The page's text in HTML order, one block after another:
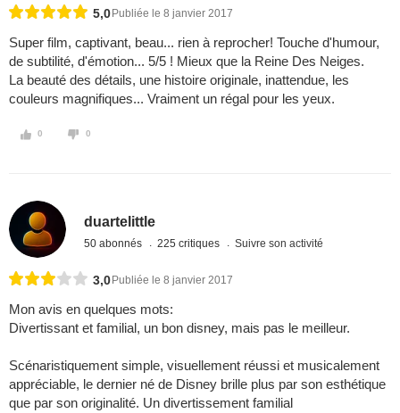
5,0 Publiée le 8 janvier 2017
Super film, captivant, beau... rien à reprocher! Touche d'humour,
de subtilité, d'émotion... 5/5 ! Mieux que la Reine Des Neiges.
La beauté des détails, une histoire originale, inattendue, les
couleurs magnifiques... Vraiment un régal pour les yeux.
0 0
duartelittle
50 abonnés 225 critiques Suivre son activité
3,0 Publiée le 8 janvier 2017
Mon avis en quelques mots:
Divertissant et familial, un bon disney, mais pas le meilleur.
Scénaristiquement simple, visuellement réussi et musicalement
appréciable, le dernier né de Disney brille plus par son esthétique
que par son originalité. Un divertissement familial